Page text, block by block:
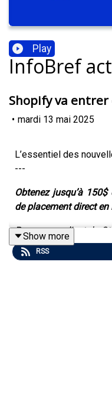
Play
InfoBref
Shopify va
• mardi 13 mai 2025
L’essentiel des
---
Obtenez jusqu’à
de placement direct en
Pas encore client de
d’investissement,
moins une transaction
Show more
RSS